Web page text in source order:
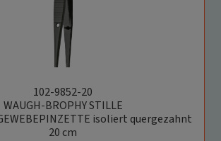
102-9852-20
WAUGH-BROPHY STILLE
isoliert quergezahnt
20 cm